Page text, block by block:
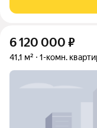
домом: Приобретая
6 120 000 ₽
41,1 м² 1-комн.